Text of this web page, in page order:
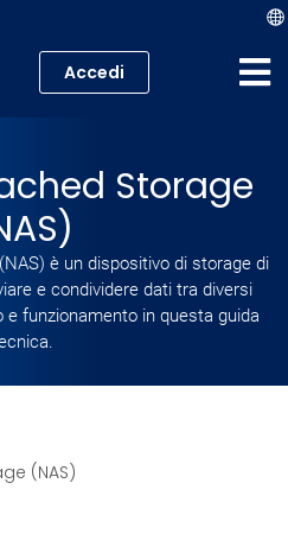
Accedi
Storage
è un dispositivo di storage di
e condividere dati tra diversi
funzionamento in questa guida
(NAS)